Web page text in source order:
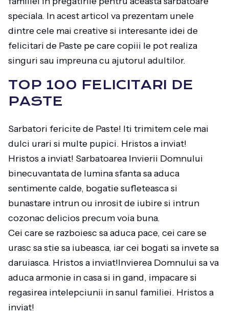
speciala. In acest articol va prezentam unele
dintre cele mai creative si interesante idei de
felicitari de Paste pe care copiii le pot realiza
singuri sau impreuna cu ajutorul adultilor.
TOP 100 FELICITARI DE
PASTE
Sarbatori fericite de Paste! Iti trimitem cele mai
dulci urari si multe pupici. Hristos a inviat!
Hristos a inviat! Sarbatoarea Invierii Domnului
binecuvantata de lumina sfanta sa aduca
sentimente calde, bogatie sufleteasca si
bunastare intrun ou inrosit de iubire si intrun
cozonac delicios precum voia buna.
Cei care se razboiesc sa aduca pace, cei care se
urasc sa stie sa iubeasca, iar cei bogati sa invete sa
daruiasca. Hristos a inviat!Invierea Domnului sa va
aduca armonie in casa si in gand, impacare si
regasirea intelepciunii in sanul familiei. Hristos a
inviat!